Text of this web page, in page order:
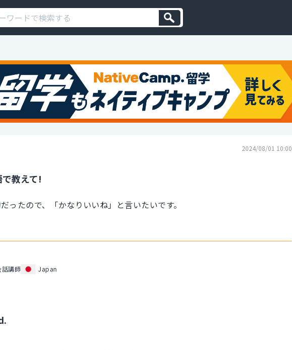
2024/08/01 10:00
教えて!
ったので、「かなりいいね」と言いたいです。
話講師
Japan